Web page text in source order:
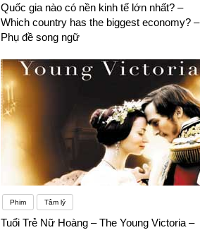
Quốc gia nào có nền kinh tế lớn nhất? –
Which country has the biggest economy? –
Phụ đề song ngữ
Phim Tâm lý
Tuổi Trẻ Nữ Hoàng – The Young Victoria –